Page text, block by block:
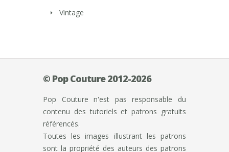
Vintage
© Pop Couture 2012-2026
Pop Couture n'est pas responsable du
contenu des tutoriels et patrons gratuits
référencés.
Toutes les images illustrant les patrons
sont la propriété des auteurs des patrons